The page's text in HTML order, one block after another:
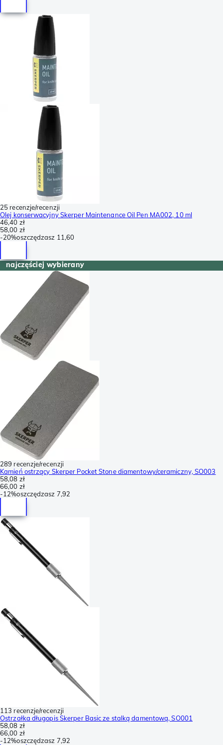
25 recenzje/recenzji
Olej konserwacyjny Skerper Maintenance Oil Pen MA002, 10 ml
46,40 zł
58,00 zł
-20%oszczędzasz 11,60
najczęściej wybierany
289 recenzje/recenzji
Kamień ostrzący Skerper Pocket Stone diamentowy/ceramiczny, SO003
58,08 zł
66,00 zł
-12%oszczędzasz 7,92
113 recenzje/recenzji
Ostrzałka długopis Skerper Basic ze stalką damentową, SO001
58,08 zł
66,00 zł
-12%oszczędzasz 7,92